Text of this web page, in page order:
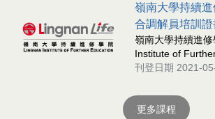
嶺南大學持續
合調解員培訓證
嶺南大學持續進
Institute of
刊登日期 2021-
更多課程